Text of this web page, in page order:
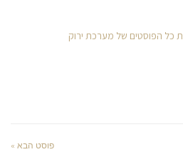
כל הפוסטים של מערכת ירוק
פוסט הבא »